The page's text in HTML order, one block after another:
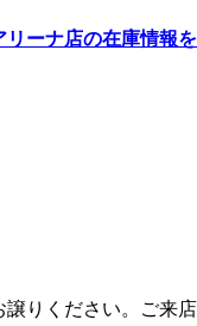
リーナ店の在庫情報を
りください。ご来店